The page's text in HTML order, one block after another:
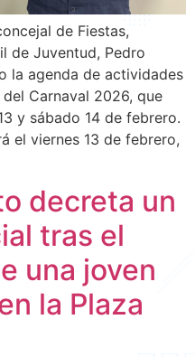
de Fiestas,
de Juventud, Pedro
la agenda de actividades
Carnaval 2026, que
y sábado 14 de febrero.
el viernes 13 de febrero,
decreta un
tras el
una joven
la Plaza